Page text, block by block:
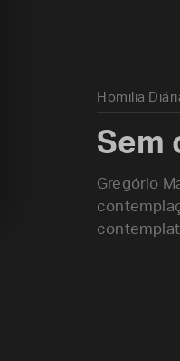
Homilia
Sem
Gregório